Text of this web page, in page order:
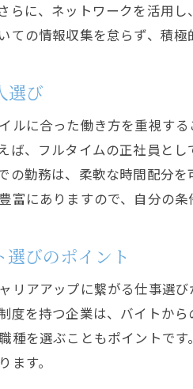
らに、ネットワークを活用
ての情報収集を怠らず、積極
選び
ルに合った働き方を重視す
ば、フルタイムの正社員と
の勤務は、柔軟な時間配分
にありますので、自分の条
選びのポイント
リアアップに繋がる仕事選
度を持つ企業は、バイトか
種を選ぶこともポイントで
す。